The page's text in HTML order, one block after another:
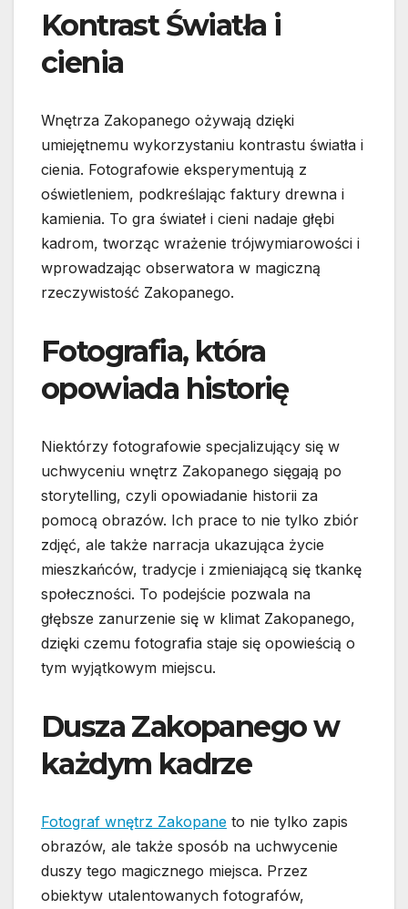
Kontrast Światła i
cienia
Wnętrza Zakopanego ożywają dzięki
umiejętnemu wykorzystaniu kontrastu światła i
cienia. Fotografowie eksperymentują z
oświetleniem, podkreślając faktury drewna i
kamienia. To gra świateł i cieni nadaje głębi
kadrom, tworząc wrażenie trójwymiarowości i
wprowadzając obserwatora w magiczną
rzeczywistość Zakopanego.
Fotografia, która
opowiada historię
Niektórzy fotografowie specjalizujący się w
uchwyceniu wnętrz Zakopanego sięgają po
storytelling, czyli opowiadanie historii za
pomocą obrazów. Ich prace to nie tylko zbiór
zdjęć, ale także narracja ukazująca życie
mieszkańców, tradycje i zmieniającą się tkankę
społeczności. To podejście pozwala na
głębsze zanurzenie się w klimat Zakopanego,
dzięki czemu fotografia staje się opowieścią o
tym wyjątkowym miejscu.
Dusza Zakopanego w
każdym kadrze
Fotograf wnętrz Zakopane to nie tylko zapis
obrazów, ale także sposób na uchwycenie
duszy tego magicznego miejsca. Przez
obiektyw utalentowanych fotografów,